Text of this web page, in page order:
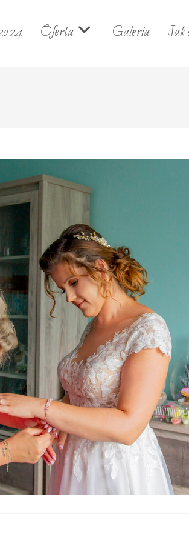
Oferta Galeria Jak